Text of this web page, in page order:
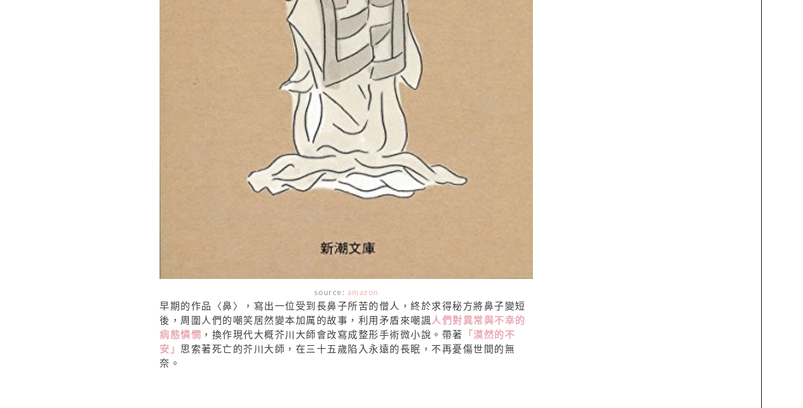
source: amazon
早期的作品〈鼻〉，寫出一位受到長鼻子所苦的僧人，終於求得秘方將鼻子變短
後，周圍人們的嘲笑居然變本加厲的故事，利用矛盾來嘲諷人們對異常與不幸的
病態憐憫 ，換作現代大概芥川大師會改寫成整形手術微小說。帶著
「漠然的不
安」 思索著死亡的芥川大師，在三十五歲陷入永遠的長眠，不再憂傷世間的無
奈。